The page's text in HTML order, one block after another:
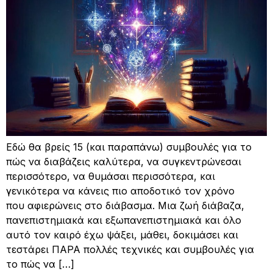
Εδώ θα βρείς 15 (και παραπάνω) συμβουλές για το
πώς να διαβάζεις καλύτερα, να συγκεντρώνεσαι
περισσότερο, να θυμάσαι περισσότερα, και
γενικότερα να κάνεις πιο αποδοτικό τον χρόνο
που αφιερώνεις στο διάβασμα. Μια ζωή διάβαζα,
πανεπιστημιακά και εξωπανεπιστημιακά και όλο
αυτό τον καιρό έχω ψάξει, μάθει, δοκιμάσει και
τεστάρει ΠΑΡΑ πολλές τεχνικές και συμβουλές για
το πώς να […]